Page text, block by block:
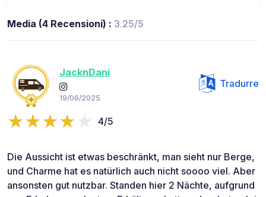
Media (4 Recensioni) : 3.25/5
JacknDani
19/06/2025
Tradurre
4/5
Die Aussicht ist etwas beschränkt, man sieht nur Berge,
und Charme hat es natürlich auch nicht soooo viel. Aber
ansonsten gut nutzbar. Standen hier 2 Nächte, aufgrund